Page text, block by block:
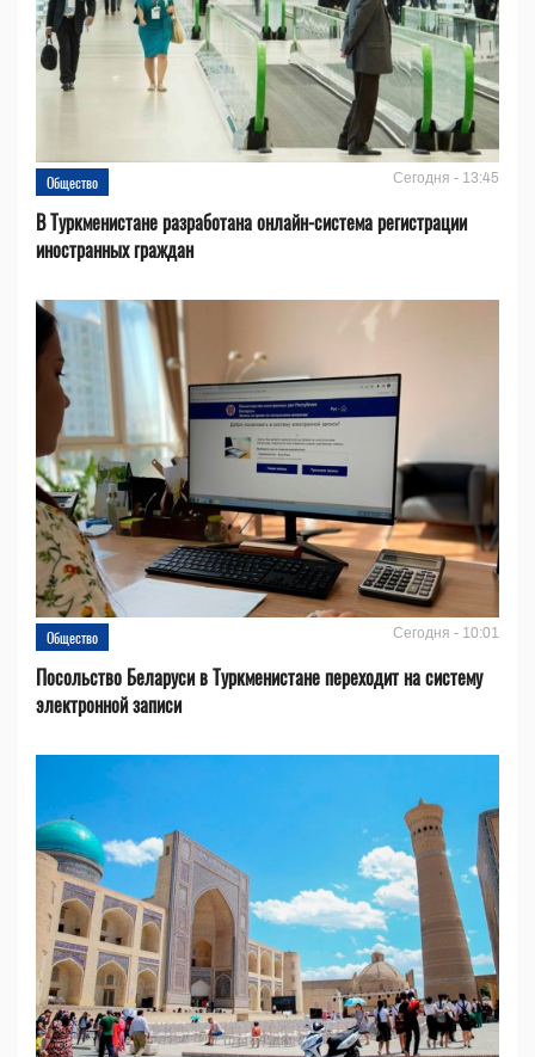
Общество Сегодня - 13:45
В Туркменистане разработана онлайн-система регистрации
иностранных граждан
Общество Сегодня - 10:01
Посольство Беларуси в Туркменистане переходит на систему
электронной записи